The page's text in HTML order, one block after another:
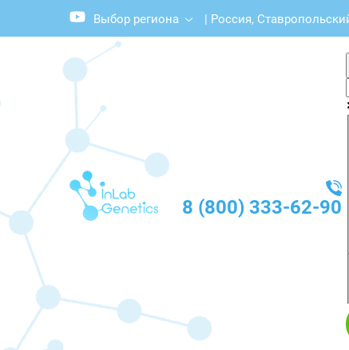
Выбор региона | Россия,
8 (800) 333-62-90